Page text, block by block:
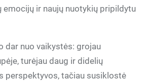
emocijų ir naujų nuotykių pripildytu
dar nuo vaikystės: grojau
turėjau daug ir didelių
perspektyvos, tačiau susiklostė